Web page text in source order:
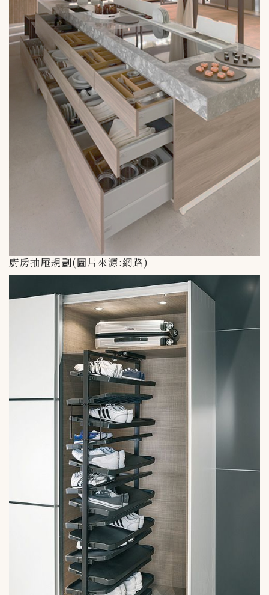
廚房抽屜規劃(圖片來源:網路)